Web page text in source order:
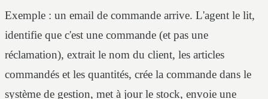
Exemple : un email de commande arrive. L'agent le lit,
identifie que c'est une commande (et pas une
réclamation), extrait le nom du client, les articles
commandés et les quantités, crée la commande dans le
système de gestion, met à jour le stock, envoie une